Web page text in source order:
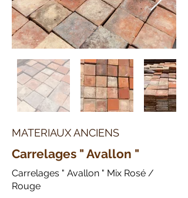
MATERIAUX ANCIENS
Carrelages " Avallon "
Carrelages " Avallon " Mix Rosé /
Rouge